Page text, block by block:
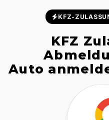
KFZ-
KFZ
Auto